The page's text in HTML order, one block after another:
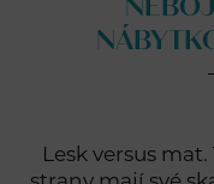
Lesk versus